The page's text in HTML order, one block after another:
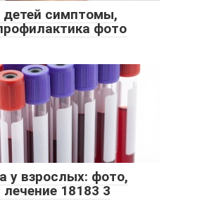
детей симптомы,
фото
у взрослых: фото,
18183 3